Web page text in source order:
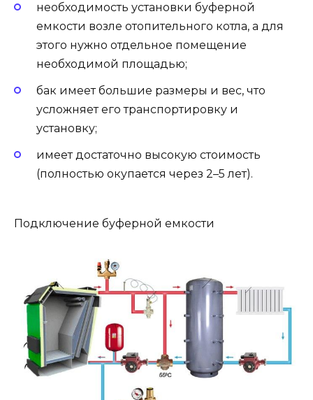
необходимость установки буферной
емкости возле отопительного котла, а для
этого нужно отдельное помещение
необходимой площадью;
бак имеет большие размеры и вес, что
усложняет его транспортировку и
установку;
имеет достаточно высокую стоимость
(полностью окупается через 2–5 лет).
Подключение буферной емкости